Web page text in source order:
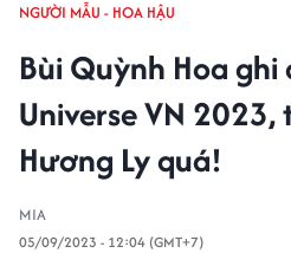
NGƯỜI MẪU - HOA HẬU
Bùi Quỳnh Hoa ghi
Universe VN 2023,
Hương Ly quá!
MIA
05/09/2023 - 12:04 (GMT+7)